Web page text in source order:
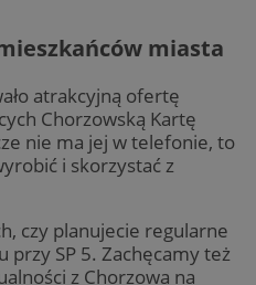
miasta
atrakcyjną ofertę
Chorzowską Kartę
nie ma jej w telefonie, to
i skorzystać z
czy planujecie regularne
SP 5. Zachęcamy też
z Chorzowa na